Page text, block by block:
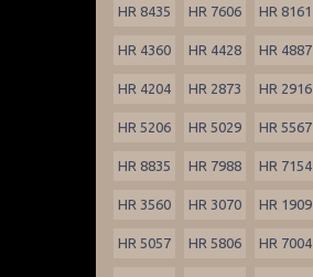
HR 8435 HR 7606 HR 8161
HR 4360 HR 4428 HR 4887
HR 4204 HR 2873 HR 2916
HR 5206 HR 5029 HR 5567
HR 8835 HR 7988 HR 7154
HR 3560 HR 3070 HR 1909
HR 5057 HR 5806 HR 7004